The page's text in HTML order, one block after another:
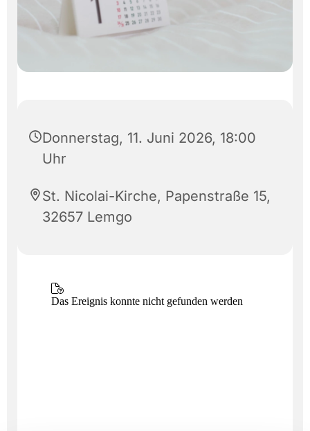
Donnerstag, 11. Juni 2026, 18:00
Uhr
St. Nicolai-Kirche, Papenstraße 15,
32657 Lemgo